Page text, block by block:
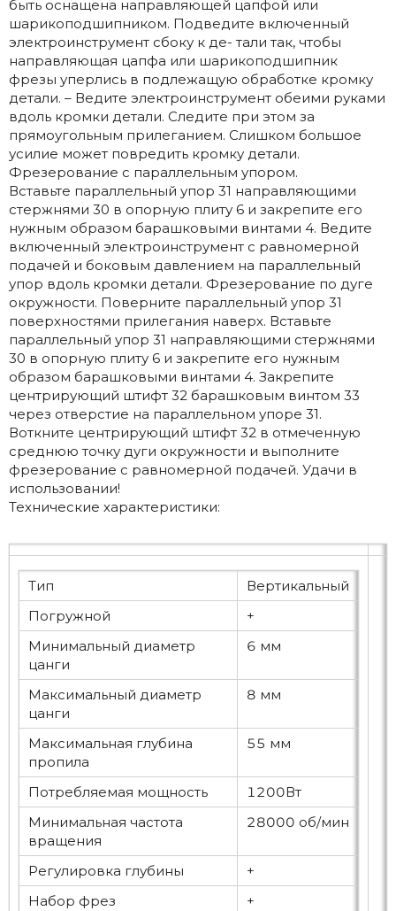
быть оснащена направляющей цапфой или
шарикоподшипником. Подведите включенный
электроинструмент сбоку к де- тали так, чтобы
направляющая цапфа или шарикоподшипник
фрезы уперлись в подлежащую обработке кромку
детали. – Ведите электроинструмент обеими руками
вдоль кромки детали. Следите при этом за
прямоугольным прилеганием. Слишком большое
усилие может повредить кромку детали.
Фрезерование с параллельным упором.
Вставьте параллельный упор 31 направляющими
стержнями 30 в опорную плиту 6 и закрепите его
нужным образом барашковыми винтами 4. Ведите
включенный электроинструмент с равномерной
подачей и боковым давлением на параллельный
упор вдоль кромки детали. Фрезерование по дуге
окружности. Поверните параллельный упор 31
поверхностями прилегания наверх. Вставьте
параллельный упор 31 направляющими стержнями
30 в опорную плиту 6 и закрепите его нужным
образом барашковыми винтами 4. Закрепите
центрирующий штифт 32 барашковым винтом 33
через отверстие на параллельном упоре 31.
Воткните центрирующий штифт 32 в отмеченную
среднюю точку дуги окружности и выполните
фрезерование с равномерной подачей. Удачи в
использовании!
Технические характеристики:
Тип
Вертикальный
Погружной
+
Минимальный диаметр
цанги
6 мм
Максимальный диаметр
цанги
8 мм
Максимальная глубина
пропила
55 мм
Потребляемая мощность
1200Вт
Минимальная частота
вращения
28000 об/мин
Регулировка глубины
+
Набор фрез
+